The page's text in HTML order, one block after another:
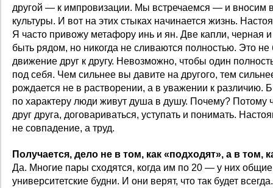
другой — к импровизации. Мы встречаемся — и вносим
культуры. И вот на этих стыках начинается жизнь.
Я часто привожу метафору инь и ян. Две капли, черная
быть рядом, но никогда не сливаются полностью. Это
движение друг к другу. Невозможно, чтобы один
под себя. Чем сильнее вы давите на другого, тем
рождается не в растворении, а в уважении к различию.
по характеру люди живут душа в душу. Почему? Потому
друг друга, договариваться, уступать и понимать.
не совпадение, а труд.
Получается, дело не в том, как «подходят», а в том,
Да. Многие пары сходятся, когда им по 20 — у них
университетские будни. И они верят, что так будет